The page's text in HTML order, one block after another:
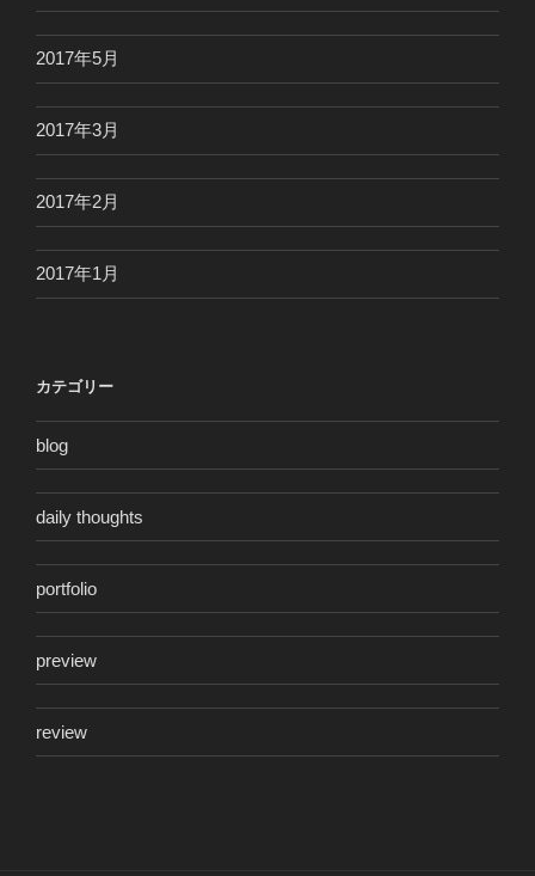
2017年5月
2017年3月
2017年2月
2017年1月
カテゴリー
blog
daily thoughts
portfolio
preview
review